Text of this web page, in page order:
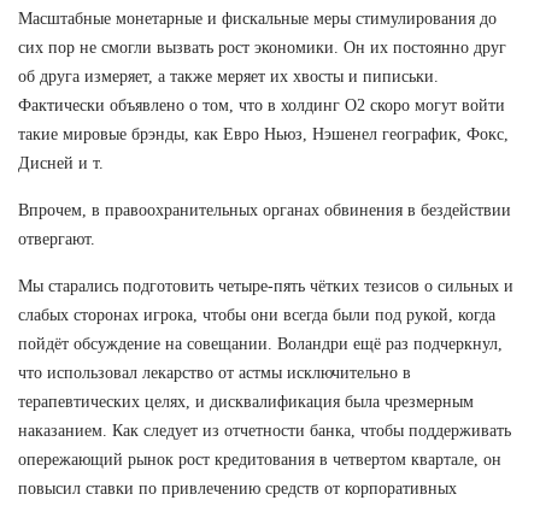
Масштабные монетарные и фискальные меры стимулирования до
сих пор не смогли вызвать рост экономики. Он их постоянно друг
об друга измеряет, а также меряет их хвосты и пиписьки.
Фактически объявлено о том, что в холдинг О2 скоро могут войти
такие мировые брэнды, как Евро Ньюз, Нэшенел географик, Фокс,
Дисней и т.
Впрочем, в правоохранительных органах обвинения в бездействии
отвергают.
Мы старались подготовить четыре-пять чётких тезисов о сильных и
слабых сторонах игрока, чтобы они всегда были под рукой, когда
пойдёт обсуждение на совещании. Воландри ещё раз подчеркнул,
что использовал лекарство от астмы исключительно в
терапевтических целях, и дисквалификация была чрезмерным
наказанием. Как следует из отчетности банка, чтобы поддерживать
опережающий рынок рост кредитования в четвертом квартале, он
повысил ставки по привлечению средств от корпоративных